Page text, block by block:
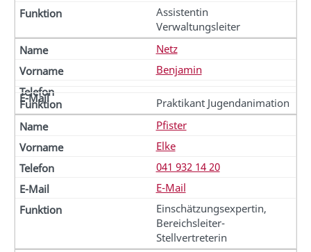
Assistentin
Verwaltungsleiter
Netz
Benjamin
Praktikant Jugendanimation
Pfister
Elke
041 932 14 20
E-Mail
Einschätzungsexpertin,
Bereichsleiter-
Stellvertreterin